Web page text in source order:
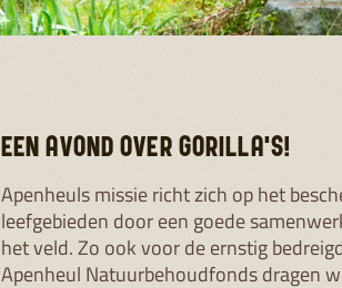
EEN AVOND OVER GORILLA'S!
Apenheuls missie richt zich op het
leefgebieden door een goede
het veld. Zo ook voor de ernstig
Apenheul Natuurbehoudfonds dragen